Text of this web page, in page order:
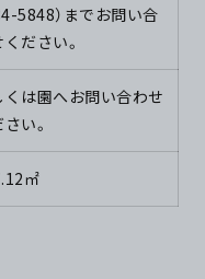
5848）までお問い合
ださい。
くは園へお問い合わせ
い。
㎡